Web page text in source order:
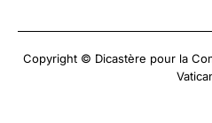
Copyright © Dicastère pour la